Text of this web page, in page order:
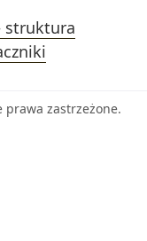
struktura
prawa zastrzeżone.